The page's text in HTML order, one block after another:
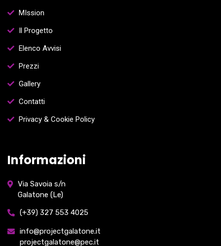
MIssion
Il Progetto
Elenco Avvisi
Prezzi
Gallery
Contatti
Privacy & Cookie Policy
Informazioni
Via Savoia s/n
Galatone (Le)
(+39) 327 553 4025
info@projectgalatone.it
projectgalatone@pec.it